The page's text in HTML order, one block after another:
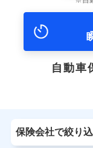
自動車
保険会社で絞り